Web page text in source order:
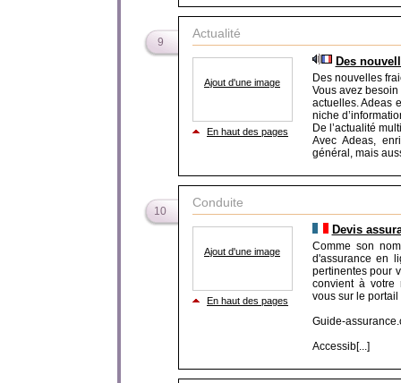
9
Actualité
Ajout d'une image
En haut des pages
Des
Des nouvelles
Vous avez
actuelles. Adeas
niche
De l’actualité
Avec Adeas,
général, mais
10
Conduite
Ajout d'une image
En haut des pages
Devis
Comme son
d'assurance en
pertinentes pour
convient à votre
vous sur le
Guide-
Accessib[...]